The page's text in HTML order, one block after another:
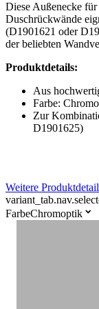
Diese Außenecke
Duschrückwände
(D1901621 oder
der beliebten
Produktdetails:
Aus
Farbe:
Zur
D1901625)
Weitere
FarbeChromoptik